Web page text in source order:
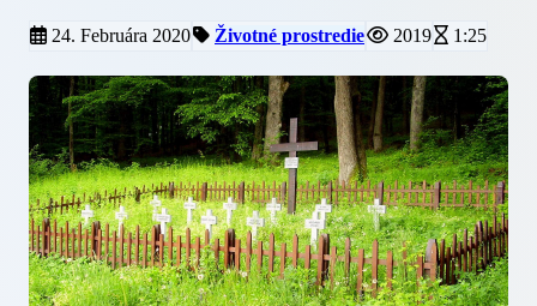
24. Februára 2020 Životné prostredie 2019 1:25